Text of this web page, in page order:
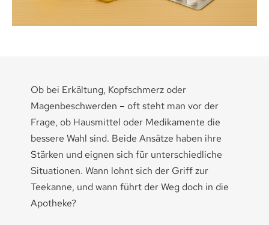
Medikamenten-Tipps
Ob bei Erkältung, Kopfschmerz oder
Magenbeschwerden – oft steht man vor der
Frage, ob Hausmittel oder Medikamente die
bessere Wahl sind. Beide Ansätze haben ihre
Stärken und eignen sich für unterschiedliche
Situationen. Wann lohnt sich der Griff zur
Teekanne, und wann führt der Weg doch in die
Apotheke?